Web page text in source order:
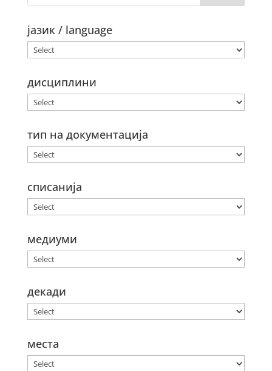
јазик / language
дисциплини
тип на документација
списанија
медиуми
декади
места